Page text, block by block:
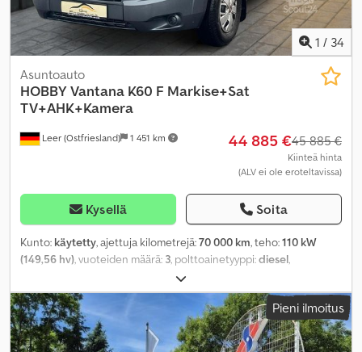
1 / 34
Leer (Ostfriesland) 1 451 km
Asuntoauto
HOBBYVantana K60 F Markise+Sat
TV+AHK+Kamera
44 885 €45 885 €
Kiinteä hinta
(ALV ei ole eroteltavissa)
Kysellä Soita
Kunto: käytetty, ajettuja kilometrejä:70 000 km, teho:110 kW
(149,56 hv) , vuoteiden määrä: 3 , polttoainetyyppi:diesel
automaattinen, väri:
07/2017, kokonaispituus:5 999 mm, kokonaisleveys:2 050 mm,
kokonaiskorkeus:
, akselikokoonpano:2 akselia,
päästöluokka:Euro 6 , kokonaispaino:3 500 kg, Varusteet:ABS,
elektroninen ajonvakautusjärjestelmä (ESP), ilmastointi,
Pieni ilmoitus